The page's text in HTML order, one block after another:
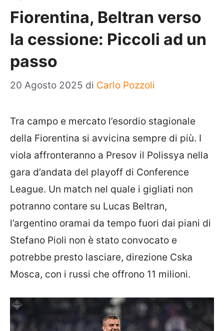
Fiorentina, Beltran verso
la cessione: Piccoli ad un
passo
20 Agosto 2025 di Carlo Pozzoli
Tra campo e mercato l’esordio stagionale
della Fiorentina si avvicina sempre di più. I
viola affronteranno a Presov il Polissya nella
gara d’andata del playoff di Conference
League. Un match nel quale i gigliati non
potranno contare su Lucas Beltran,
l’argentino oramai da tempo fuori dai piani di
Stefano Pioli non è stato convocato e
potrebbe presto lasciare, direzione Cska
Mosca, con i russi che offrono 11 milioni.